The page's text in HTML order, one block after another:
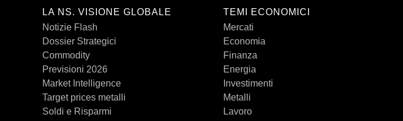
LA NS. VISIONE GLOBALE
Notizie Flash
Dossier Strategici
Commodity
Previsioni 2026
Market Intelligence
Target prices metalli
Soldi e Risparmi
TEMI ECONOMICI
Mercati
Economia
Finanza
Energia
Investimenti
Metalli
Lavoro